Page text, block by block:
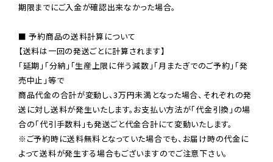
期限までにご入金が確認出来なかった場合。
■ 予約商品の送料計算について
【送料は一回の発送ごとに計算されます】
「延期」「分納」「生産上限に伴う減数」「月またぎでのご予約」「発
売中止」等で
商品代金の合計が変動し、3万円未満となった場合、それぞれの発
送に対し送料が発生いたします。お支払い方法が「代金引換」の場
※ご予約時に送料無料となっていた場合でも、お届け時の代金に
よって送料が発生する場合もございますのでご注意下さい。